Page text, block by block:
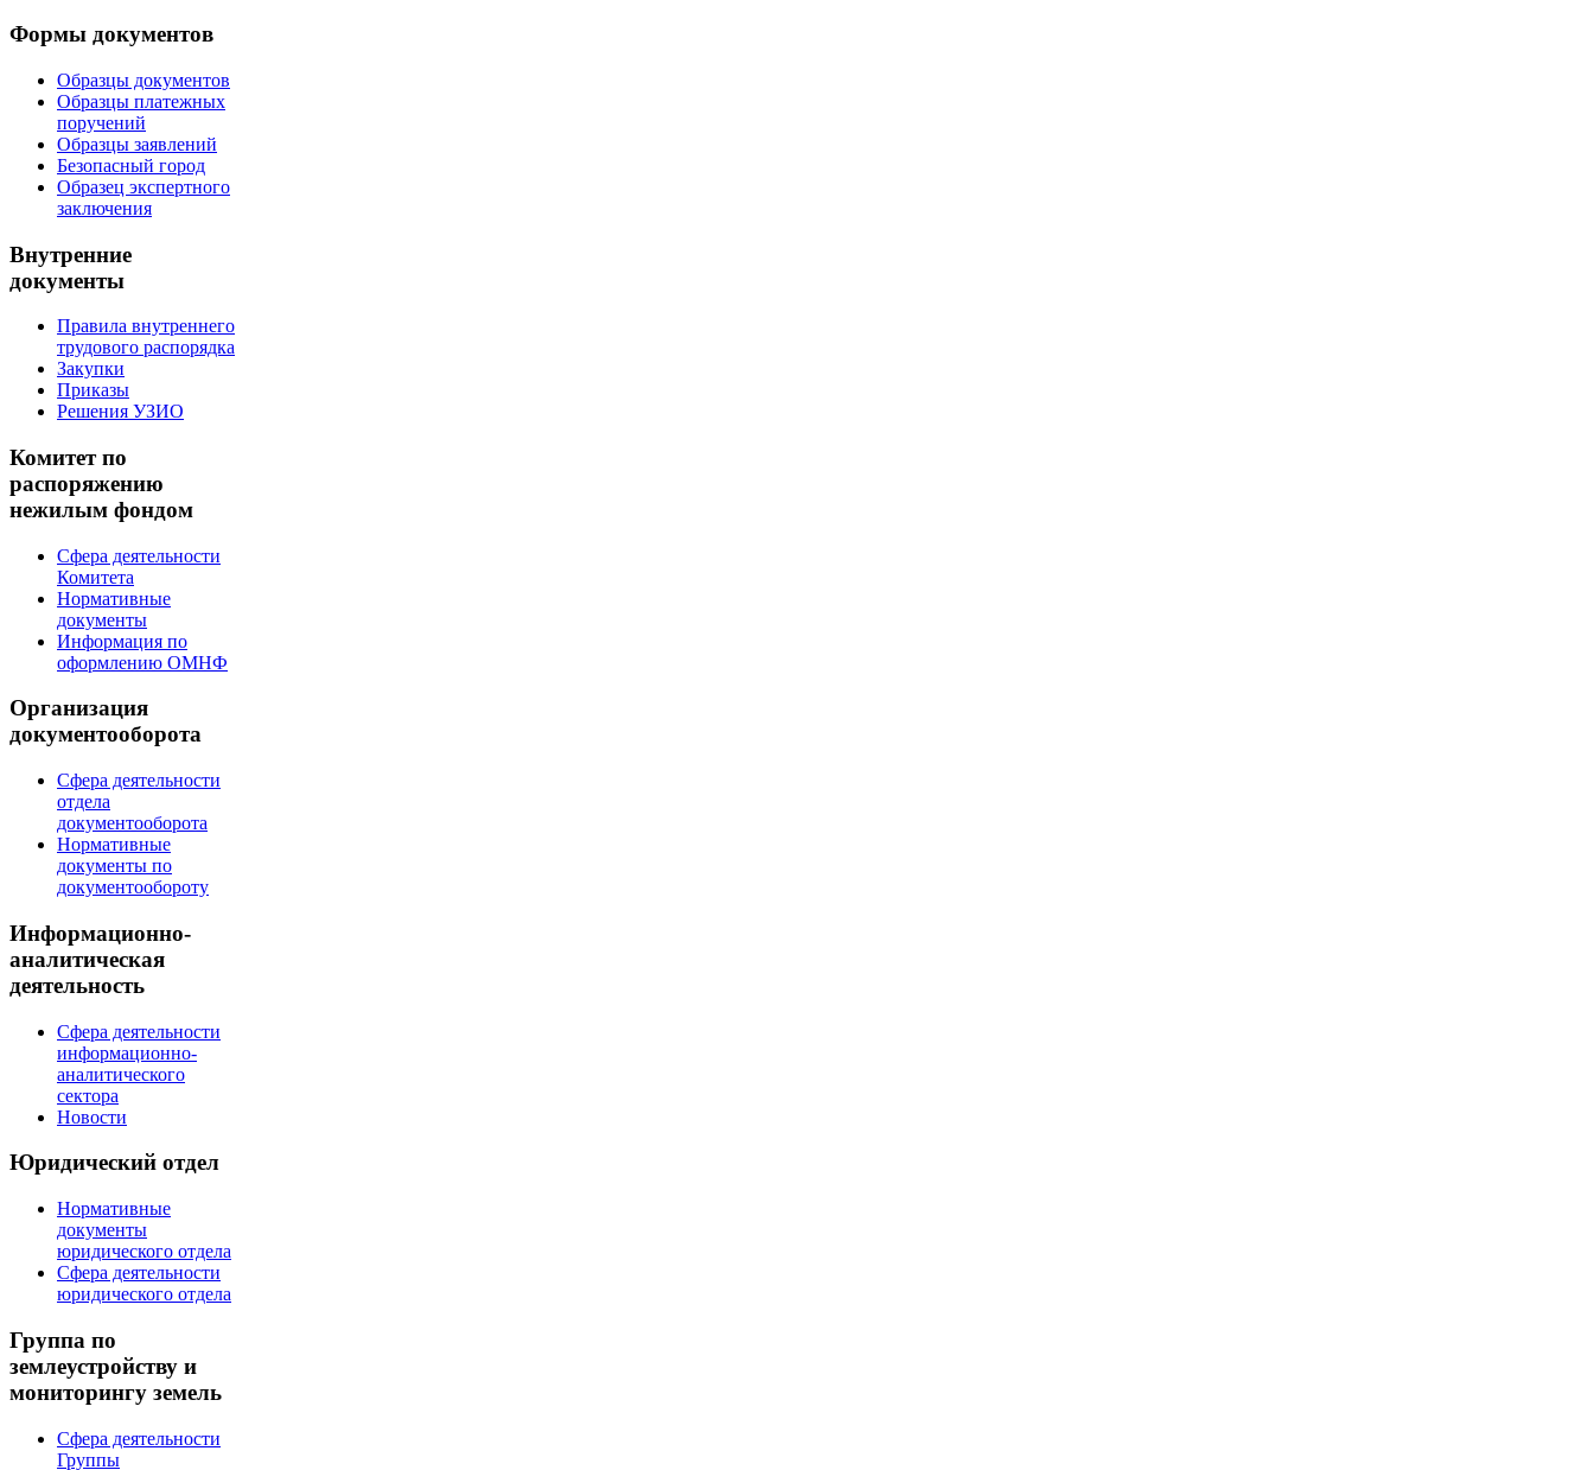
Формы документов
Образцы документов
Образцы платежных
поручений
Образцы заявлений
Безопасный город
Образец экспертного
заключения
Внутренние
документы
Правила внутреннего
трудового распорядка
Закупки
Приказы
Решения УЗИО
Комитет по
распоряжению
нежилым фондом
Сфера деятельности
Комитета
Нормативные
документы
Информация по
оформлению ОМНФ
Организация
документооборота
Сфера деятельности
отдела
документооборота
Нормативные
документы по
документообороту
Информационно-
аналитическая
деятельность
Сфера деятельности
информационно-
аналитического
сектора
Новости
Юридический отдел
Нормативные
документы
юридического отдела
Сфера деятельности
юридического отдела
Группа по
землеустройству и
мониторингу земель
Сфера деятельности
Группы